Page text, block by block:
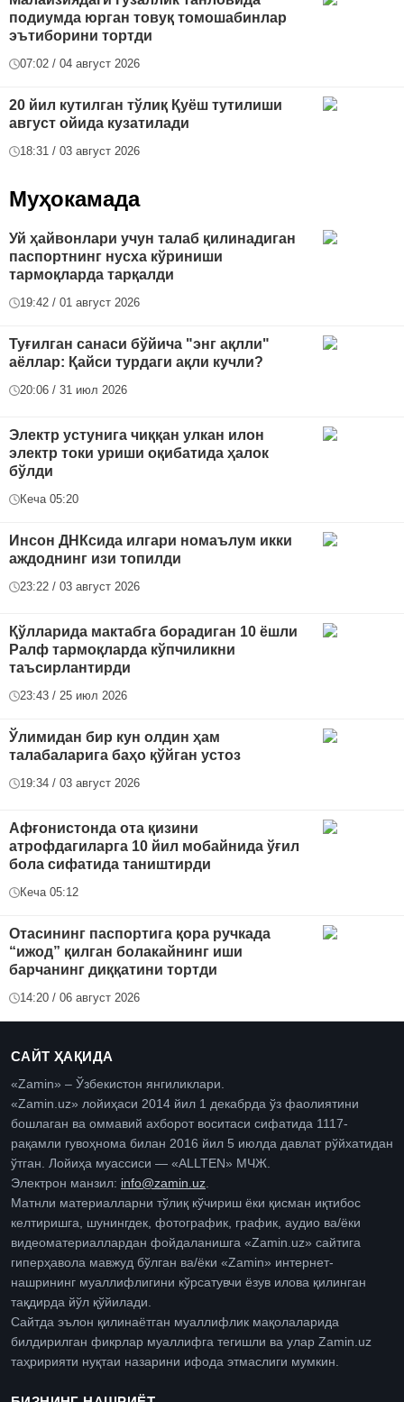
подиумда юрган товуқ томошабинлар
эътиборини тортди
07:02 / 04 август 2026
20 йил кутилган тўлиқ Қуёш тутилиши
август ойида кузатилади
18:31 / 03 август 2026
Муҳокамада
Уй ҳайвонлари учун талаб қилинадиган
паспортнинг нусха кўриниши
тармоқларда тарқалди
19:42 / 01 август 2026
Туғилган санаси бўйича "энг ақлли"
аёллар: Қайси турдаги ақли кучли?
20:06 / 31 июл 2026
Электр устунига чиққан улкан илон
электр токи уриши оқибатида ҳалок
бўлди
Кеча 05:20
Инсон ДНКсида илгари номаълум икки
аждоднинг изи топилди
23:22 / 03 август 2026
Қўлларида мактабга борадиган 10 ёшли
Ралф тармоқларда кўпчиликни
таъсирлантирди
23:43 / 25 июл 2026
Ўлимидан бир кун олдин ҳам
талабаларига баҳо қўйган устоз
19:34 / 03 август 2026
Афғонистонда ота қизини
атрофдагиларга 10 йил мобайнида ўғил
бола сифатида таништирди
Кеча 05:12
Отасининг паспортига қора ручкада
“ижод” қилган болакайнинг иши
барчанинг диққатини тортди
14:20 / 06 август 2026
САЙТ ҲАҚИДА
«Zamin» – Ўзбекистон янгиликлари.
«Zamin.uz» лойиҳаси 2014 йил 1 декабрда ўз фаолиятини
бошлаган ва оммавий ахборот воситаси сифатида 1117-
рақамли гувоҳнома билан 2016 йил 5 июлда давлат рўйхатидан
ўтган. Лойиҳа муассиси — «ALLTEN» МЧЖ.
Электрон манзил: info@zamin.uz.
Матнли материалларни тўлиқ кўчириш ёки қисман иқтибос
келтиришга, шунингдек, фотографик, график, аудио ва/ёки
видеоматериаллардан фойдаланишга «Zamin.uz» сайтига
гиперҳавола мавжуд бўлган ва/ёки «Zamin» интернет-
нашрининг муаллифлигини кўрсатувчи ёзув илова қилинган
тақдирда йўл қўйилади.
Сайтда эълон қилинаётган муаллифлик мақолаларида
билдирилган фикрлар муаллифга тегишли ва улар Zamin.uz
таҳририяти нуқтаи назарини ифода этмаслиги мумкин.